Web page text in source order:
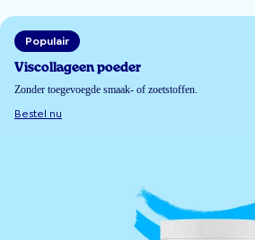
Populair
Viscollageen poeder
Zonder toegevoegde smaak- of zoetstoffen.
Bestel nu